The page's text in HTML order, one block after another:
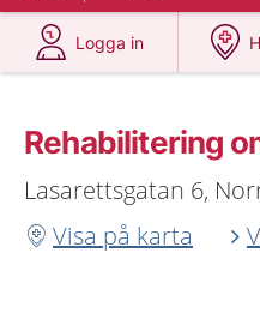
Logga in
på 1177.se
Rehabilitering
Lasarettsgatan 6,
Visa på karta